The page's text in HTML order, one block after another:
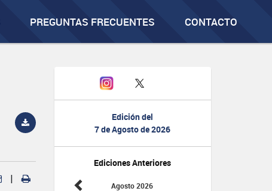
PREGUNTAS FRECUENTES CONTACTO
Edición del
7 de Agosto de 2026
Ediciones Anteriores
Agosto 2026
|